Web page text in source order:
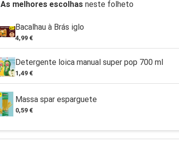
As melhores escolhas neste folheto
Bacalhau à Brás iglo
4,99 €
Detergente loica manual super pop 700 ml
1,49 €
Massa spar esparguete
0,59 €